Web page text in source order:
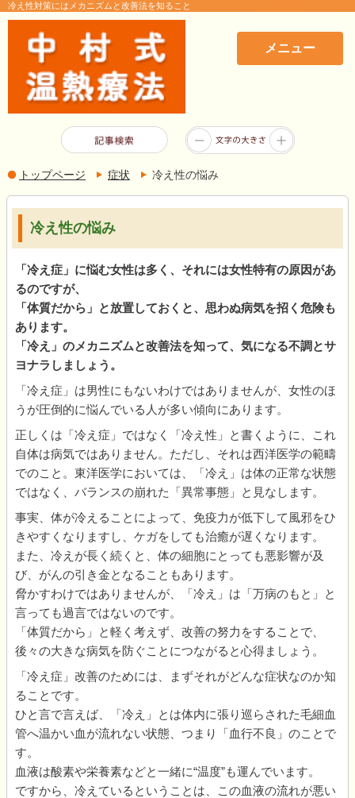
冷え性対策にはメカニズムと改善法を知ること
メニュー
トップページ 症状 冷え性の悩み
冷え性の悩み
「冷え症」に悩む女性は多く、それには女性特有の原因があ
るのですが、
「体質だから」と放置しておくと、思わぬ病気を招く危険も
あります。
「冷え」のメカニズムと改善法を知って、気になる不調とサ
ヨナラしましょう。
「冷え症」は男性にもないわけではありませんが、女性のほ
うが圧倒的に悩んでいる人が多い傾向にあります。
正しくは「冷え症」ではなく「冷え性」と書くように、これ
自体は病気ではありません。ただし、それは西洋医学の範疇
でのこと。東洋医学においては、「冷え」は体の正常な状態
ではなく、バランスの崩れた「異常事態」と見なします。
事実、体が冷えることによって、免疫力が低下して風邪をひ
きやすくなりますし、ケガをしても治癒が遅くなります。
また、冷えが長く続くと、体の細胞にとっても悪影響が及
び、がんの引き金となることもあります。
脅かすわけではありませんが、「冷え」は「万病のもと」と
言っても過言ではないのです。
「体質だから」と軽く考えず、改善の努力をすることで、
後々の大きな病気を防ぐことにつながると心得ましょう。
「冷え症」改善のためには、まずそれがどんな症状なのか知
ることです。
ひと言で言えば、「冷え」とは体内に張り巡らされた毛細血
管へ温かい血が流れない状態、つまり「血行不良」のことで
す。
血液は酸素や栄養素などと一緒に“温度”も運んでいます。
ですから、冷えているということは、この血液の流れが悪い